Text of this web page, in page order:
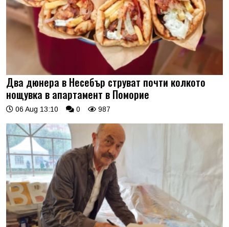
Два дюнера в Несебър струват почти колкото
нощувка в апартамент в Поморие
06 Aug 13:10 0 987